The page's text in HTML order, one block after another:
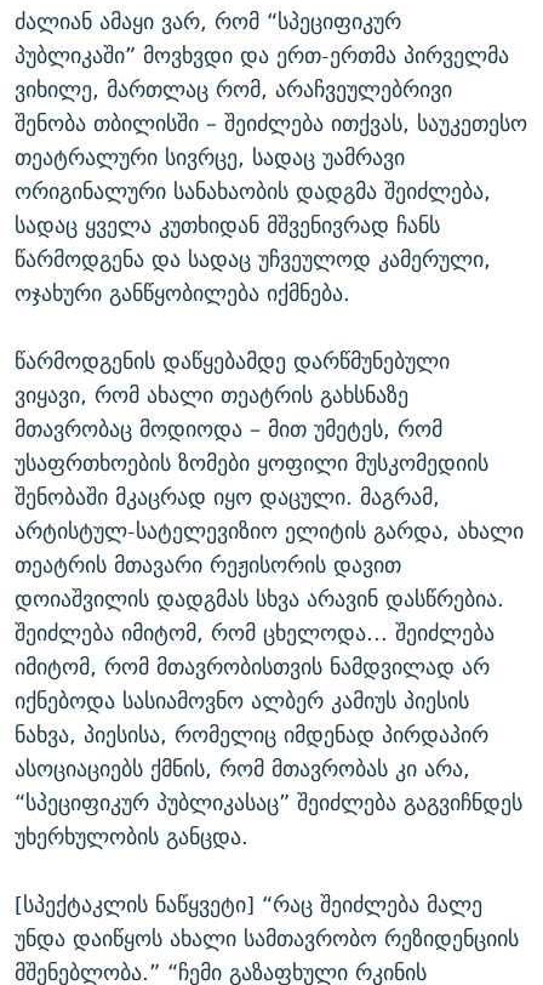
ძალიან ამაყი ვარ, რომ “სპეციფიკურ
პუბლიკაში” მოვხვდი და ერთ-ერთმა პირველმა
ვიხილე, მართლაც რომ, არაჩვეულებრივი
შენობა თბილისში – შეიძლება ითქვას, საუკეთესო
თეატრალური სივრცე, სადაც უამრავი
ორიგინალური სანახაობის დადგმა შეიძლება,
სადაც ყველა კუთხიდან მშვენივრად ჩანს
წარმოდგენა და სადაც უჩვეულოდ კამერული,
ოჯახური განწყობილება იქმნება.
წარმოდგენის დაწყებამდე დარწმუნებული
ვიყავი, რომ ახალი თეატრის გახსნაზე
მთავრობაც მოდიოდა – მით უმეტეს, რომ
უსაფრთხოების ზომები ყოფილი მუსკომედიის
შენობაში მკაცრად იყო დაცული. მაგრამ,
არტისტულ-სატელევიზიო ელიტის გარდა, ახალი
თეატრის მთავარი რეჟისორის დავით
დოიაშვილის დადგმას სხვა არავინ დასწრებია.
შეიძლება იმიტომ, რომ ცხელოდა... შეიძლება
იმიტომ, რომ მთავრობისთვის ნამდვილად არ
იქნებოდა სასიამოვნო ალბერ კამიუს პიესის
ნახვა, პიესისა, რომელიც იმდენად პირდაპირ
ასოციაციებს ქმნის, რომ მთავრობას კი არა,
“სპეციფიკურ პუბლიკასაც” შეიძლება გაგვიჩნდეს
უხერხულობის განცდა.
[სპექტაკლის ნაწყვეტი] “რაც შეიძლება მალე
უნდა დაიწყოს ახალი სამთავრობო რეზიდენციის
მშენებლობა.” “ჩემი გაზაფხული რკინის